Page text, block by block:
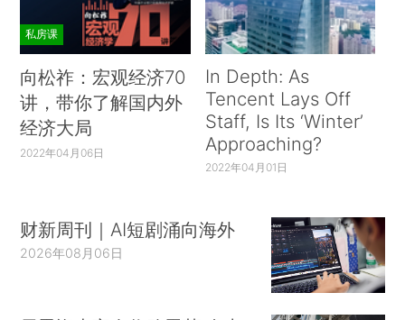
私房课
向松祚：宏观经济70
讲，带你了解国内外
经济大局
2022年04月06日
In Depth: As
Tencent Lays Off
Staff, Is Its ‘Winter’
Approaching?
2022年04月01日
财新周刊｜AI短剧涌向海外
2026年08月06日